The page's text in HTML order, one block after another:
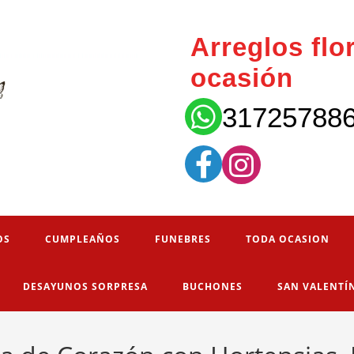
Arreglos
ocasión
CUMPLEAÑOS FUNEBRES TODA OCASION
DESAYUNOS SORPRESA BUCHONES SAN